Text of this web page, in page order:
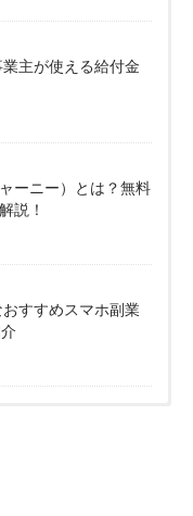
業主が使える給付金
ーニー）とは？無料
説！
おすすめスマホ副業